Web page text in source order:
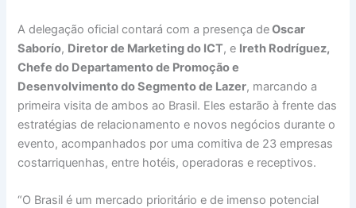
A delegação oficial contará com a presença deOscar
Saborío, Diretor de Marketing do ICT, e Ireth Rodríguez,
Chefe do Departamento de Promoção e
Desenvolvimento do Segmento de Lazer, marcando a
primeira visita de ambos ao Brasil. Eles estarão à frente das
estratégias de relacionamento e novos negócios durante o
evento, acompanhados por uma comitiva de 23 empresas
costarriquenhas, entre hotéis, operadoras e receptivos.
“O Brasil é um mercado prioritário e de imenso potencial